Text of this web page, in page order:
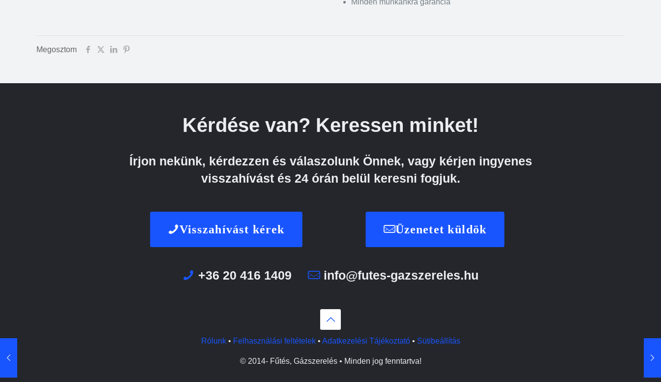
Minden munkánkra garancia
Megosztom
Kérdése van? Keressen minket!
Írjon nekünk, kérdezzen és válaszolunk Önnek, vagy kérjen ingyenes
visszahívást és 24 órán belül keresni fogjuk.
Visszahívást kérek Üzenetet küldök
+36 20 416 1409 info@futes-gazszereles.hu
Rólunk• Felhasználási feltételek• Adatkezelési Tájékoztató• Sütibeállítás
© 2014-Fűtés, Gázszerelés • Minden jog fenntartva!